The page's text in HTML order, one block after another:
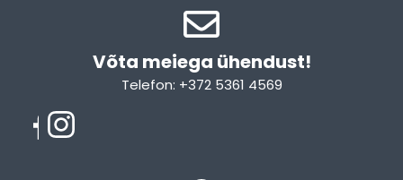
Võta meiega ühendust!​
Telefon: +372 5361 4569